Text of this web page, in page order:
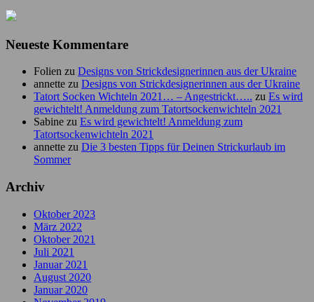
Neueste Kommentare
Folien zu Designs von Strickdesignerinnen aus der Ukraine
annette zu Designs von Strickdesignerinnen aus der Ukraine
Tatort Socken Wichteln 2021… – Angestrickt….. zu Es wird
gewichtelt! Anmeldung zum Tatortsockenwichteln 2021
Sabine zu Es wird gewichtelt! Anmeldung zum
Tatortsockenwichteln 2021
annette zu Die 3 besten Tipps für Deinen Strickurlaub im
Sommer
Archiv
Oktober 2023
März 2022
Oktober 2021
Juli 2021
Januar 2021
August 2020
Januar 2020